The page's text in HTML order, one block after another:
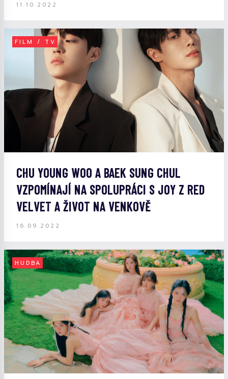
11.10.2022
FILM / TV
CHU YOUNG WOO A BAEK SUNG CHUL
VZPOMÍNAJÍ NA SPOLUPRÁCI S JOY Z RED
VELVET A ŽIVOT NA VENKOVĚ
16.09.2022
HUDBA